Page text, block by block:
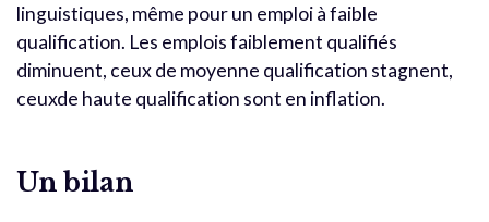
linguistiques, même pour un emploi à faible
qualification. Les emplois faiblement qualifiés
diminuent, ceux de moyenne qualification stagnent,
ceuxde haute qualification sont en inflation.
Un bilan